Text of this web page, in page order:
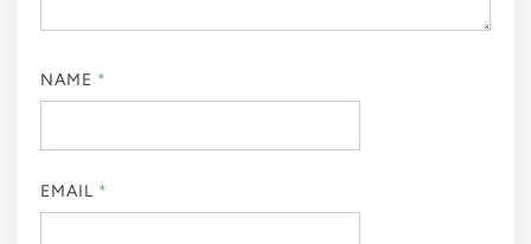
NAME *
EMAIL *